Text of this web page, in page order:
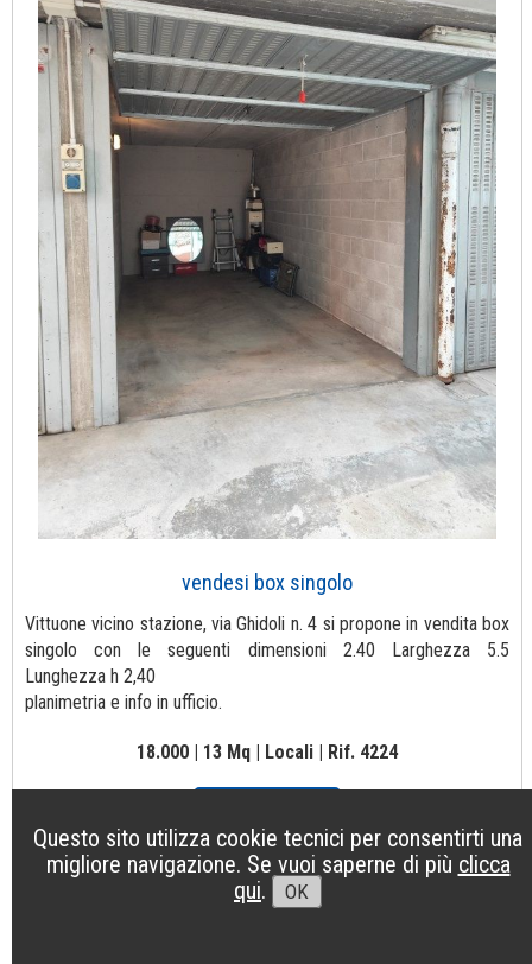
Questo sito utilizza cookie tecnici per consentirti una
migliore navigazione. Se vuoi saperne di più clicca
qui. OK
vendesi box singolo
Vittuone vicino stazione, via Ghidoli n. 4 si propone in vendita box
singolo con le seguenti dimensioni 2.40 Larghezza 5.5
Lunghezza h 2,40
planimetria e info in ufficio.
18.000 | 13 Mq | Locali | Rif. 4224